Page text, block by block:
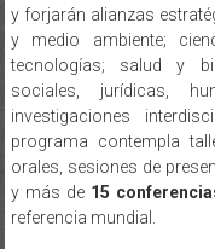
y forjarán alianzas
y medio ambiente;
tecnologías; salud y
sociales, jurídicas,
investigaciones
programa contempla
orales, sesiones de
y más de 15
referencia mundial.